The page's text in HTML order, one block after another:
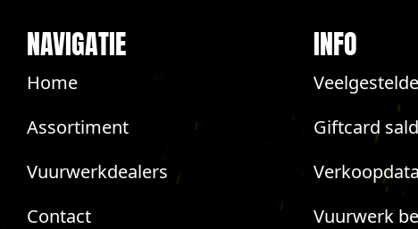
NAVIGATIE
Home
Assortiment
Vuurwerkdealers
Contact
INFO
Giftcard
Vuurwerk